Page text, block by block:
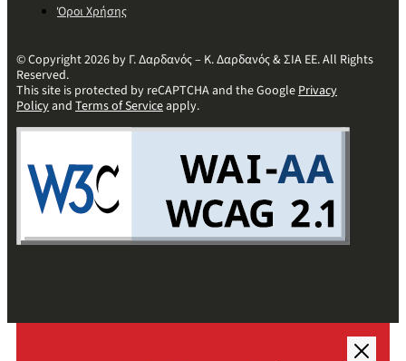
Όροι Χρήσης
© Copyright 2026 by Γ. Δαρδανός – Κ. Δαρδανός & ΣΙΑ ΕΕ. All Rights
Reserved.
This site is protected by reCAPTCHA and the GooglePrivacy
Policyand Terms of Serviceapply.